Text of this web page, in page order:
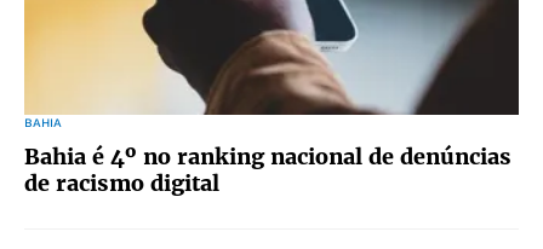
BAHIA
Bahia é 4º no ranking nacional de denúncias
de racismo digital